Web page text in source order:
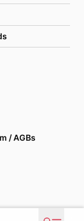
/ AGBs